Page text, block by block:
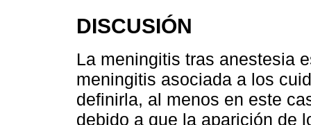
DISCUSIÓN
La meningitis tras anestesia
meningitis asociada a los
definirla, al menos en este
debido a que la aparición de